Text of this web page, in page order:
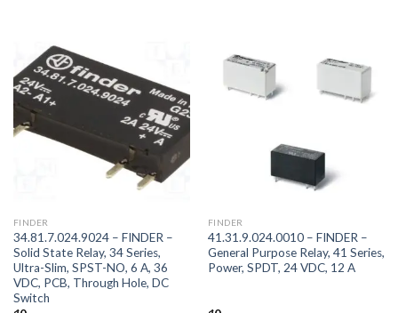
FINDER
34.81.7.024.9024 – FINDER –
Solid State Relay, 34 Series,
Ultra-Slim, SPST-NO, 6 A, 36
VDC, PCB, Through Hole, DC
Switch
FINDER
41.31.9.024.0010 – FINDER –
General Purpose Relay, 41 Series,
Power, SPDT, 24 VDC, 12 A